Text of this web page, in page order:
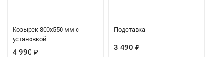
Козырек 800x550 мм с
установкой
4 990 ₽
Подставка
3 490 ₽